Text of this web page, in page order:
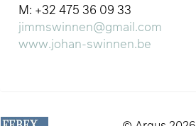
M: +32 475 36 09 33
jimmswinnen@gmail.com
www.johan-swinnen.be